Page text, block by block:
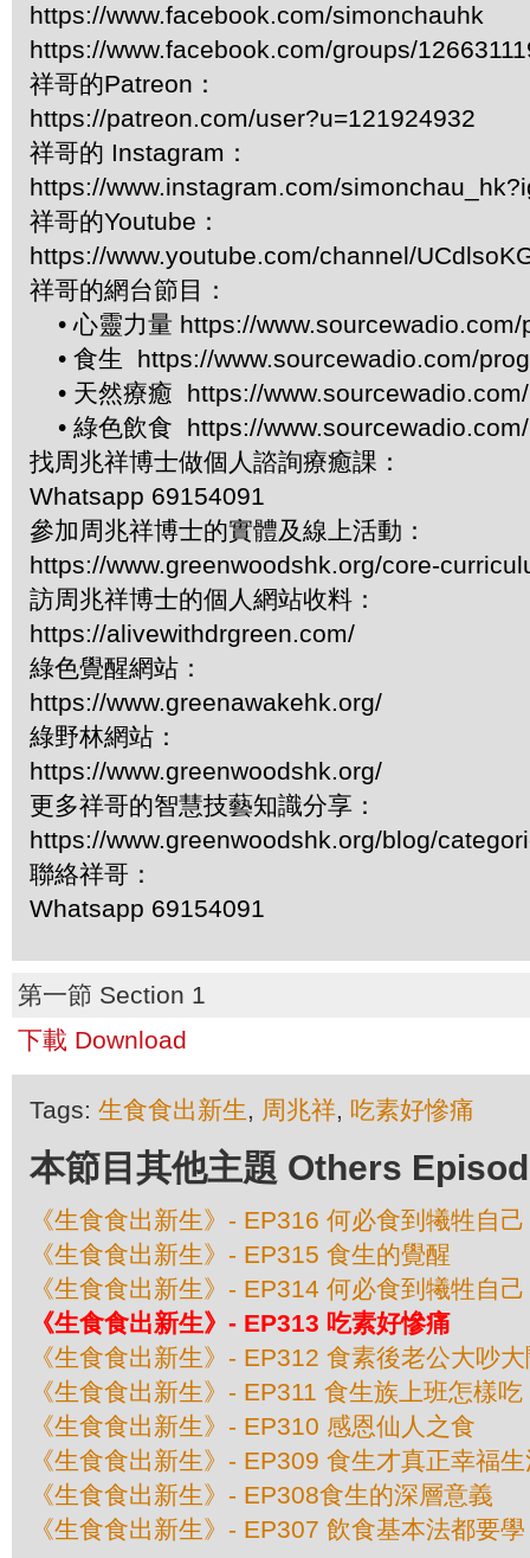
https://www.facebook.com/simonchauhk
https://www.facebook.com/groups/
祥哥的Patreon：
https://patreon.com/user?u=121924932
祥哥的 Instagram：
https://www.instagram.com/
祥哥的Youtube：
https://www.youtube.com/channel/
祥哥的網台節目：
• 心靈力量 https://
• 食生 https://www.sourcewadio.com/
• 天然療癒 https://
• 綠色飲食 https://
找周兆祥博士做個人諮詢療癒課：
Whatsapp 69154091
參加周兆祥博士的實體及線上活動：
https://www.greenwoodshk.org/core-
訪周兆祥博士的個人網站收料：
https://alivewithdrgreen.com/
綠色覺醒網站：
https://www.greenawakehk.org/
綠野林網站：
https://www.greenwoodshk.org/
更多祥哥的智慧技藝知識分享：
https://www.greenwoodshk.org/blog/
聯絡祥哥：
Whatsapp 69154091
第一節 Section 1
下載 Download
Tags: 生食食出新生, 周兆祥, 吃素好慘痛
本節目其他主題 Others
《生食食出新生》- EP316 何必食到犧牲自己
《生食食出新生》- EP315 食生的覺醒
《生食食出新生》- EP314 何必食到犧牲自己
《生食食出新生》- EP313 吃素好慘痛
《生食食出新生》- EP312 食素後老公大吵
《生食食出新生》- EP311 食生族上班怎樣吃
《生食食出新生》- EP310 感恩仙人之食
《生食食出新生》- EP309 食生才真正幸福
《生食食出新生》- EP308食生的深層意義
《生食食出新生》- EP307 飲食基本法都要